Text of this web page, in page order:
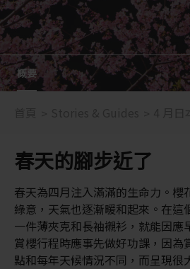
概要
春天的腳步近了
春天為四月注入滿滿的生命力。櫻
綠意，天氣也逐漸暖和起來。在這
一件薄夾克和長袖襯衫，就能因應
賞櫻行程時應事先做好功課，因為
點和每年天候情況不同，而呈現很